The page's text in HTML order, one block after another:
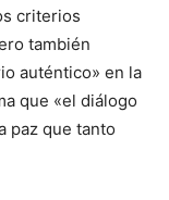
criterios
también
auténtico» en la
que «el diálogo
paz que tanto